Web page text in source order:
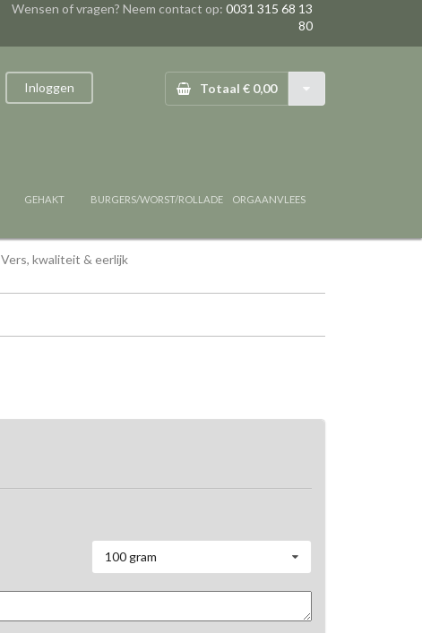
Wensen of vragen? Neem contact op: 0031 315 68 13
80
Inloggen Totaal € 0,00
GEHAKT BURGERS/WORST/ROLLADE ORGAANVLEES
Vers, kwaliteit & eerlijk
100 gram